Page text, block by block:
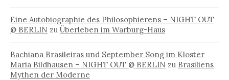
Eine Autobiographie des Philosophierens – NIGHT OUT
@ BERLIN zu Überleben im Warburg-Haus
Bachiana Brasileiras und September Song im Kloster
Maria Bildhausen – NIGHT OUT @ BERLIN zu Brasiliens
Mythen der Moderne